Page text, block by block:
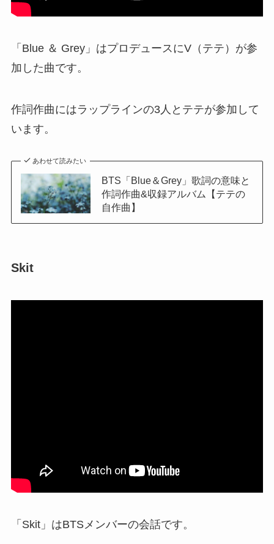
「Blue ＆ Grey」はプロデュースにV（テテ）が参
加した曲です。
作詞作曲にはラップラインの3人とテテが参加して
います。
あわせて読みたい
BTS「Blue＆Grey」歌詞の意味と
作詞作曲&収録アルバム【テテの
自作曲】
Skit
「Skit」はBTSメンバーの会話です。